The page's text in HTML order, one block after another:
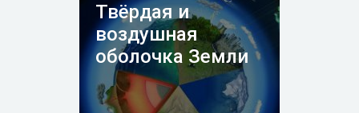
Твёрдая и
воздушная
оболочка Земли